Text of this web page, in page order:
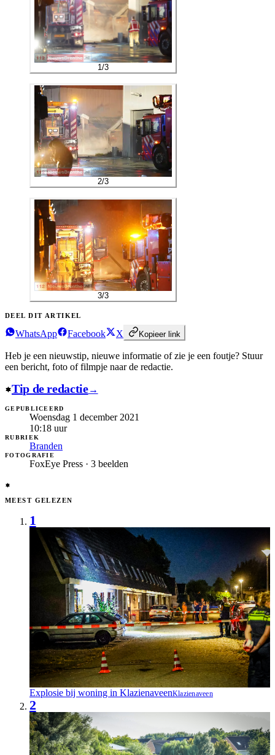
1 /3
2/3
3/3
DEEL DIT ARTIKEL
WhatsApp Facebook X Kopieer link
Heb je een nieuwstip, nieuwe informatie of zie je een foutje? Stuur
een bericht, foto of filmpje naar de redactie.
Tip de redactie→
GEPUBLICEERD
Woensdag 1 december 2021
10:18 uur
RUBRIEK
Branden
FOTOGRAFIE
FoxEye Press · 3 beelden
MEEST GELEZEN
1
Explosie bij woning in KlazienaveenKlazienaveen
2